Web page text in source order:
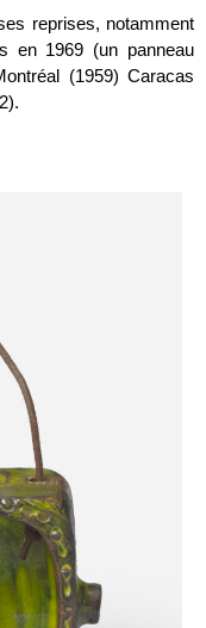
reprises, notamment
en 1969 (un panneau
(1959) Caracas